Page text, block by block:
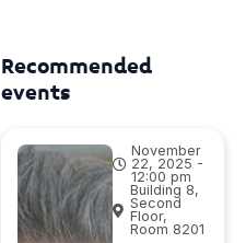
Recommended
events
November
22, 2025 -
12:00 pm
Building 8,
Second
Floor,
Room 8201